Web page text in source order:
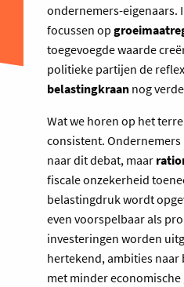
ondernemers-eigenaars.
focussen op
toegevoegde waarde
politieke partijen de
belastingkraan nog
Wat we horen op het
consistent.
naar dit debat, maar
fiscale onzekerheid
belastingdruk wordt
even voorspelbaar als
investeringen worden
hertekend, ambities
met minder economische